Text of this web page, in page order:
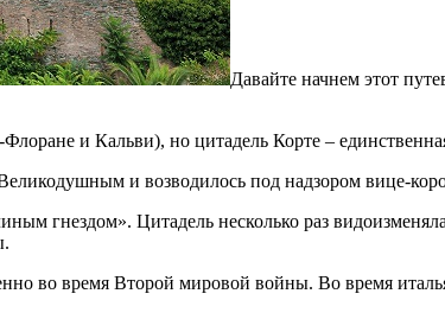
Давайте начнем этот
и Кальви), но цитадель Корте –
и возводилось под надзором вице-
гнездом». Цитадель несколько раз
во время Второй мировой войны. Во время